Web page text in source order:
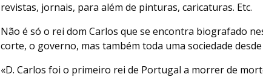
revistas, jornais, para além de pinturas, caricaturas. Etc.
Não é só o rei dom Carlos que se encontra biografado
corte, o governo, mas também toda uma sociedade
«D. Carlos foi o primeiro rei de Portugal a morrer de